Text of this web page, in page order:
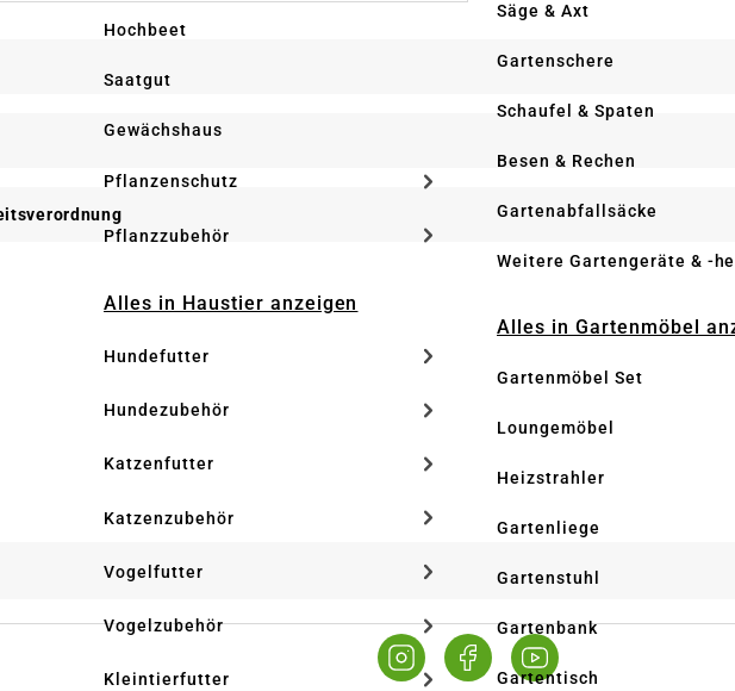
Hochbeet
Saatgut
Gewächshaus
Pflanzenschutz
Pflanzzubehör
Alles in Haustier anzeigen
Hundefutter
Hundezubehör
Katzenfutter
Katzenzubehör
Vogelfutter
Vogelzubehör
Kleintierfutter
Säge & Axt
Gartenschere
Schaufel & Spaten
Besen & Rechen
Gartenabfallsäcke
Weitere Gartengeräte & -
Alles in Gartenmöbel
Gartenmöbel Set
Loungemöbel
Heizstrahler
Gartenliege
Gartenstuhl
Gartenbank
Gartentisch